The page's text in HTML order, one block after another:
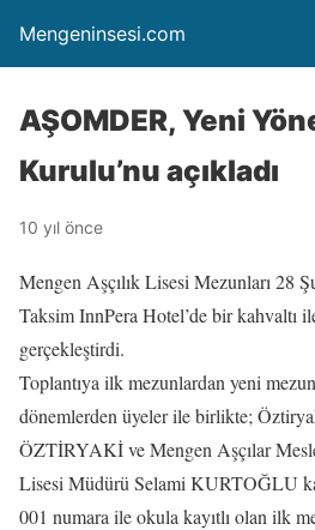
Mengeninsesi.com
AŞOMDER, Yeni
Kurulu’nu açıkladı
10 yıl önce
Mengen Aşçılık Lisesi Mezunları 28
Taksim InnPera Hotel’de bir kahvaltı
gerçekleştirdi.
Toplantıya ilk mezunlardan yeni
dönemlerden üyeler ile birlikte;
ÖZTİRYAKİ ve Mengen Aşçılar
Lisesi Müdürü Selami KURTOĞLU
001 numara ile okula kayıtlı olan ilk